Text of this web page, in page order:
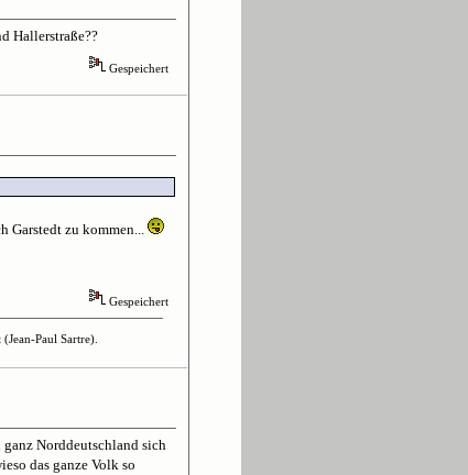
Hallerstraße??
Gespeichert
Garstedt zu kommen...
Gespeichert
Paul Sartre).
Norddeutschland sich
das ganze Volk so